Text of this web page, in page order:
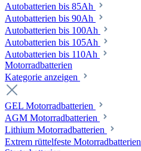
Autobatterien bis 85Ah
Autobatterien bis 90Ah
Autobatterien bis 100Ah
Autobatterien bis 105Ah
Autobatterien bis 110Ah
Motorradbatterien
Kategorie anzeigen
GEL Motorradbatterien
AGM Motorradbatterien
Lithium Motorradbatterien
Extrem rüttelfeste Motorradbatterien